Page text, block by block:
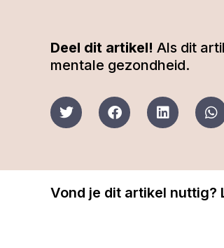
Deel dit artikel! Als dit
mentale gezondheid.
Vond je dit artikel nuttig?